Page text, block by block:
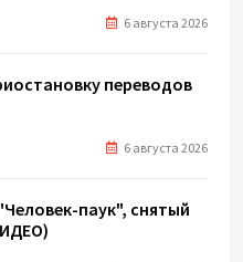
6 августа 2026
переводов
6 августа 2026
паук", снятый